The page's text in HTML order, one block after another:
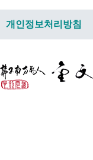
개인정보처리방침